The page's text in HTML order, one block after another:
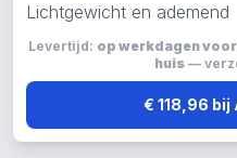
Lichtgewicht en ademend
Levertijd: op werkdagen
huis—
€ 118,96